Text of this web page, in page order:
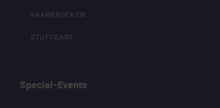
SAARBRÜCKEN
STUTTGART
Special-Events